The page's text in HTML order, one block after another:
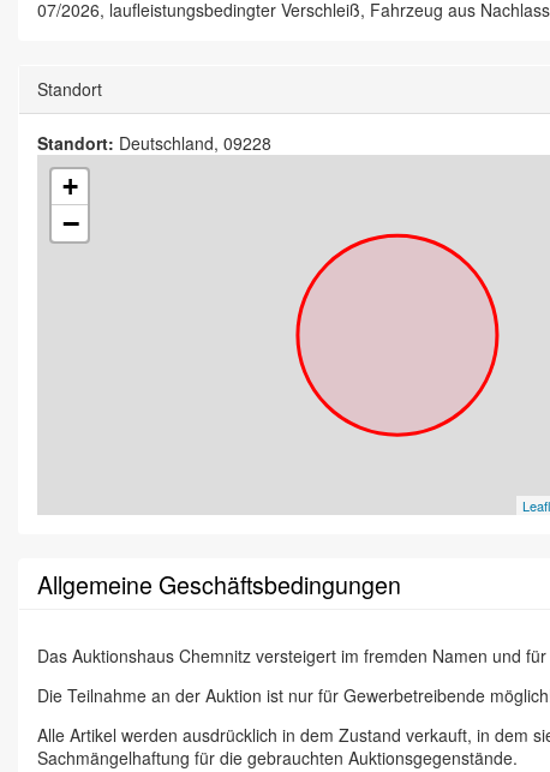
07/2026, laufleistungsbedingter Verschleiß, Fahrzeug aus Nachlass
Standort
Standort: Deutschland, 09228
+
−
Allgemeine Geschäftsbedingungen
Das Auktionshaus Chemnitz versteigert im fremden Namen und
Die Teilnahme an der Auktion ist nur für Gewerbetreibende
Alle Artikel werden ausdrücklich in dem Zustand verkauft, in dem
Sachmängelhaftung für die gebrauchten Auktionsgegenstände.